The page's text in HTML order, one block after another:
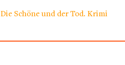
Die Schöne und der Tod. Krimi